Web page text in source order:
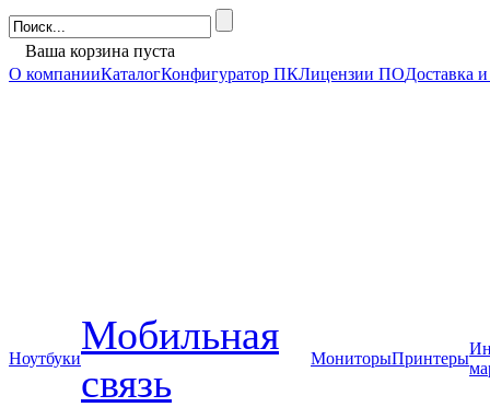
Ваша корзина пуста
О компанииКаталогКонфигуратор ПКЛицензии ПОДоставка
Ноутбуки
Мобильная
связь
МониторыПринтеры